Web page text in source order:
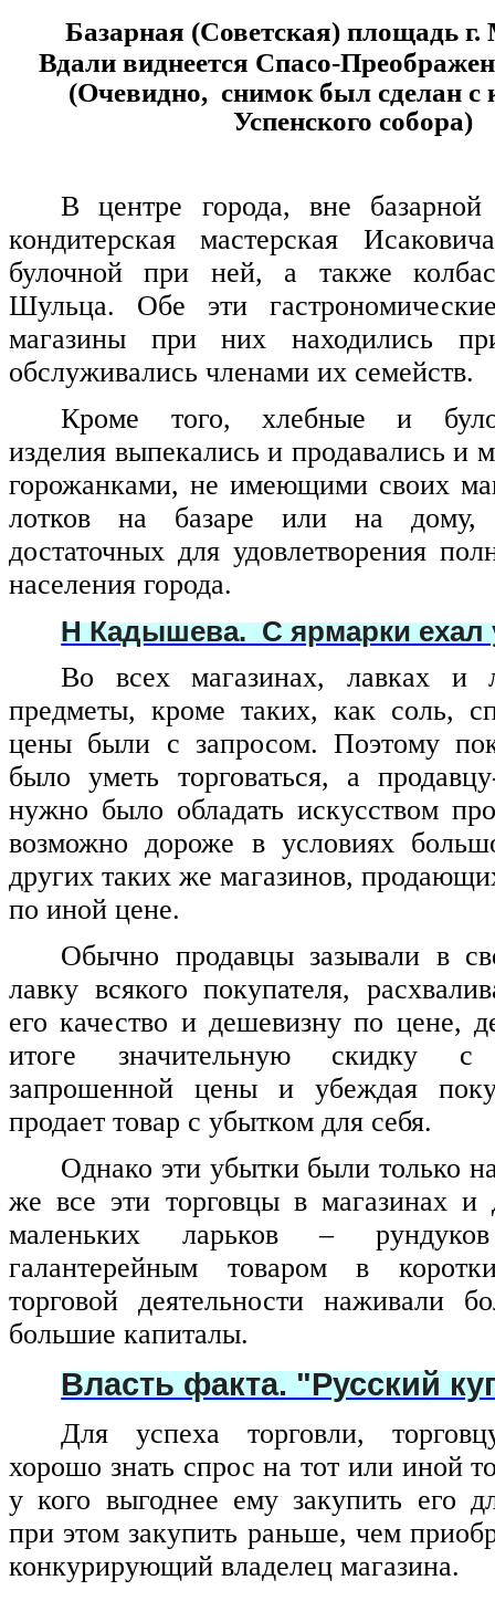
Базарная (Советская) площадь г.
Вдали виднеется Спасо-
(Очевидно, снимок был сделан с
Успенского собора)
В центре города, вне
кондитерская мастерская
булочной при ней, а также
Шульца. Обе эти
магазины при них находились
обслуживались членами их семейств.
Кроме того, хлебные и
изделия выпекались и продавались и
горожанками, не имеющими своих
лотков на базаре или на дому,
достаточных для удовлетворения
населения города.
Н Кадышева. С ярмарки ехал
Во всех магазинах, лавках и
предметы, кроме таких, как соль,
цены были с запросом. Поэтому
было уметь торговаться, а
нужно было обладать искусством
возможно дороже в условиях
других таких же магазинов,
по иной цене.
Обычно продавцы зазывали в
лавку всякого покупателя,
его качество и дешевизну по цене,
итоге значительную скидку с
запрошенной цены и убеждая
продает товар с убытком для себя.
Однако эти убытки были только
же все эти торговцы в магазинах и
маленьких ларьков –
галантерейным товаром в
торговой деятельности наживали
большие капиталы.
Власть факта. "Русский
Для успеха торговли,
хорошо знать спрос на тот или иной
у кого выгоднее ему закупить его
при этом закупить раньше, чем
конкурирующий владелец магазина.